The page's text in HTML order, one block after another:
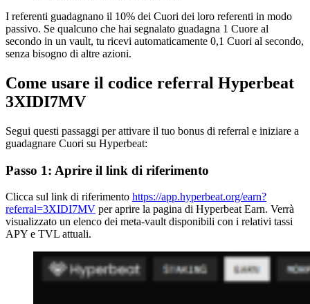
I referenti guadagnano il 10% dei Cuori dei loro referenti in modo
passivo. Se qualcuno che hai segnalato guadagna 1 Cuore al
secondo in un vault, tu ricevi automaticamente 0,1 Cuori al secondo,
senza bisogno di altre azioni.
Come usare il codice referral Hyperbeat
3XIDI7MV
Segui questi passaggi per attivare il tuo bonus di referral e iniziare a
guadagnare Cuori su Hyperbeat:
Passo 1: Aprire il link di riferimento
Clicca sul link di riferimento https://app.hyperbeat.org/earn?
referral=3XIDI7MV per aprire la pagina di Hyperbeat Earn. Verrà
visualizzato un elenco dei meta-vault disponibili con i relativi tassi
APY e TVL attuali.